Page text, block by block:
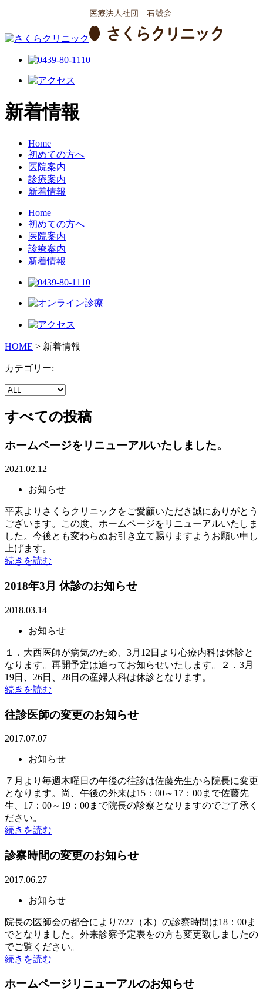
新着情報
Home
初めての方へ
医院案内
診療案内
新着情報
Home
初めての方へ
医院案内
診療案内
新着情報
HOME > 新着情報
カテゴリー:
すべての投稿
ホームページをリニューアルいたしました。
2021.02.12
お知らせ
平素よりさくらクリニックをご愛顧いただき誠にありがとう
ございます。この度、ホームページをリニューアルいたしま
した。今後とも変わらぬお引き立て賜りますようお願い申し
上げます。
続きを読む
2018年3月 休診のお知らせ
2018.03.14
お知らせ
１．大西医師が病気のため、3月12日より心療内科は休診と
なります。再開予定は追ってお知らせいたします。２．3月
19日、26日、28日の産婦人科は休診となります。
続きを読む
往診医師の変更のお知らせ
2017.07.07
お知らせ
７月より毎週木曜日の午後の往診は佐藤先生から院長に変更
となります。尚、午後の外来は15：00～17：00まで佐藤先
生、17：00～19：00まで院長の診察となりますのでご了承く
ださい。
続きを読む
診察時間の変更のお知らせ
2017.06.27
お知らせ
院長の医師会の都合により7/27（木）の診察時間は18：00ま
でとなりました。外来診察予定表をの方も変更致しましたの
でご覧ください。
続きを読む
ホームページリニューアルのお知らせ